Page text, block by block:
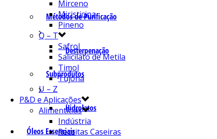
Métodos de Purificação
Desterpenação
Subprodutos
Hidrolatos
Óleos Essenciais
Mirceno
Miristicina
Pineno
Q – T
Safrol
Salicilato de Metila
Timol
Tujona
U – Z
P&D e Aplicações
Alimentícias
Indústria
Receitas Caseiras